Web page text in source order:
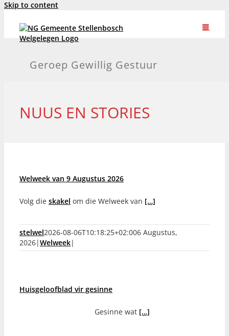
Skip to content
Geroep Gewillig Gestuur
NUUS EN STORIES
Welweek van 9 Augustus 2026
Volg die skakel om die Welweek van […]
stelwel2026-08-06T10:18:25+02:006 Augustus,
2026|Welweek|
Huisgeloofblad vir gesinne
Gesinne wat […]